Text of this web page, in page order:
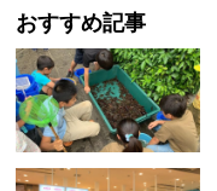
おすすめ記事